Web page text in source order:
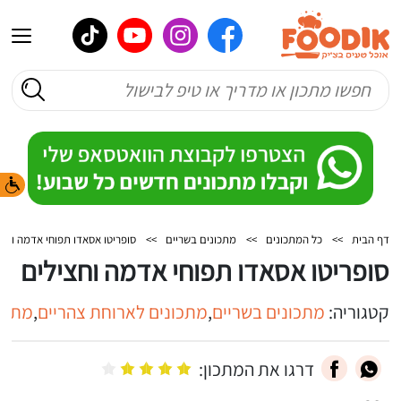
דף הבית >> כל המתכונים >> מתכונים בשריים >> סופריטו אסאדו תפוחי אדמה
סופריטו אסאדו תפוחי אדמה וחצילים
קטגוריה: מתכונים בשריים,מתכונים לארוחת צהריים,
דרגו את המתכון: